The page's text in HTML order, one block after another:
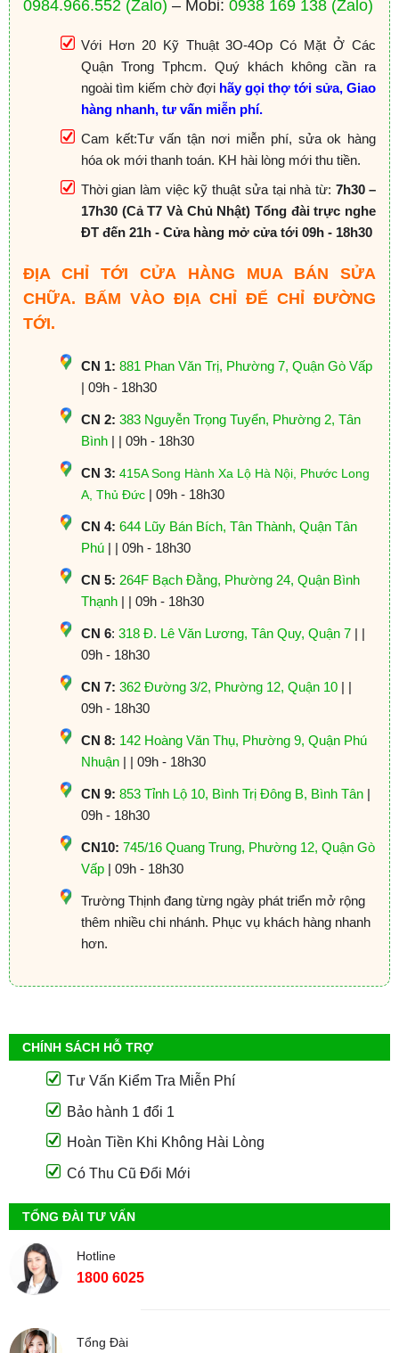
0984.966.552 (Zalo) – Mobi: 0938 169 138 (Zalo)
Với Hơn 20 Kỹ Thuật 3O-4Op Có Mặt Ở Các
Quận Trong Tphcm. Quý khách không cần ra
ngoài tìm kiếm chờ đợi hãy gọi thợ tới sửa, Giao
hàng nhanh, tư vấn miễn phí.
Cam kết:Tư vấn tận nơi miễn phí, sửa ok hàng
hóa ok mới thanh toán. KH hài lòng mới thu tiền.
Thời gian làm việc kỹ thuật sửa tại nhà từ: 7h30 –
17h30 (Cả T7 Và Chủ Nhật) Tổng đài trực nghe
ĐT đến 21h - Cửa hàng mở cửa tới 09h - 18h30
ĐỊA CHỈ TỚI CỬA HÀNG MUA BÁN SỬA
CHỮA. BẤM VÀO ĐỊA CHỈ ĐỂ CHỈ ĐƯỜNG
TỚI.
CN 1: 881 Phan Văn Trị, Phường 7, Quận Gò Vấp
| 09h - 18h30
CN 2: 383 Nguyễn Trọng Tuyển, Phường 2, Tân
Bình| | 09h - 18h30
CN 3: 415A Song Hành Xa Lộ Hà Nội, Phước Long
A, Thủ Đức| 09h - 18h30
CN 4: 644 Lũy Bán Bích, Tân Thành, Quận Tân
Phú| | 09h - 18h30
CN 5: 264F Bạch Đằng, Phường 24, Quận Bình
Thạnh| | 09h - 18h30
CN 6: 318 Đ. Lê Văn Lương, Tân Quy, Quận 7| |
09h - 18h30
CN 7: 362 Đường 3/2, Phường 12, Quận 10| |
09h - 18h30
CN 8: 142 Hoàng Văn Thụ, Phường 9, Quận Phú
Nhuận| | 09h - 18h30
CN 9: 853 Tỉnh Lộ 10, Bình Trị Đông B, Bình Tân|
09h - 18h30
CN10: 745/16 Quang Trung, Phường 12, Quận Gò
Vấp| 09h - 18h30
Trường Thịnh đang từng ngày phát triển mở rộng
thêm nhiều chi nhánh. Phục vụ khách hàng nhanh
hơn.
CHÍNH SÁCH HỖ TRỢ
Tư Vấn Kiểm Tra Miễn Phí
Bảo hành 1 đổi 1
Hoàn Tiền Khi Không Hài Lòng
Có Thu Cũ Đổi Mới
TỔNG ĐÀI TƯ VẤN
Hotline
1800 6025
Tổng Đài